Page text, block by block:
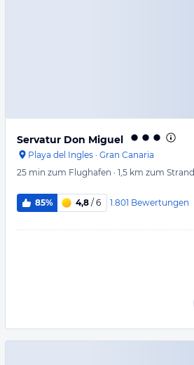
Servatur Don Miguel
Playa del Ingles · Gran Canaria
25 min zum Flughafen · 1,5 km zum Strand
85% 4,8 / 6 1.801 Bewertungen